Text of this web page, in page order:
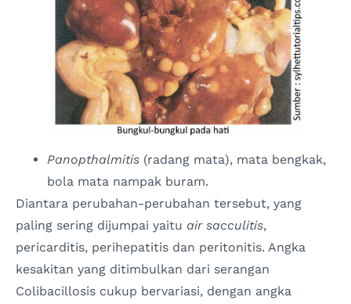
Panopthalmitis (radang mata), mata bengkak,
bola mata nampak buram.
Diantara perubahan-perubahan tersebut, yang
paling sering dijumpai yaitu air sacculitis,
pericarditis, perihepatitis dan peritonitis. Angka
kesakitan yang ditimbulkan dari serangan
Colibacillosis cukup bervariasi, dengan angka